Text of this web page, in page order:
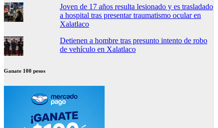
Joven de 17 años resulta lesionado y es trasladado
a hospital tras presentar traumatismo ocular en
Xalatlaco
Detienen a hombre tras presunto intento de robo
de vehículo en Xalatlaco
Ganate 100 pesos